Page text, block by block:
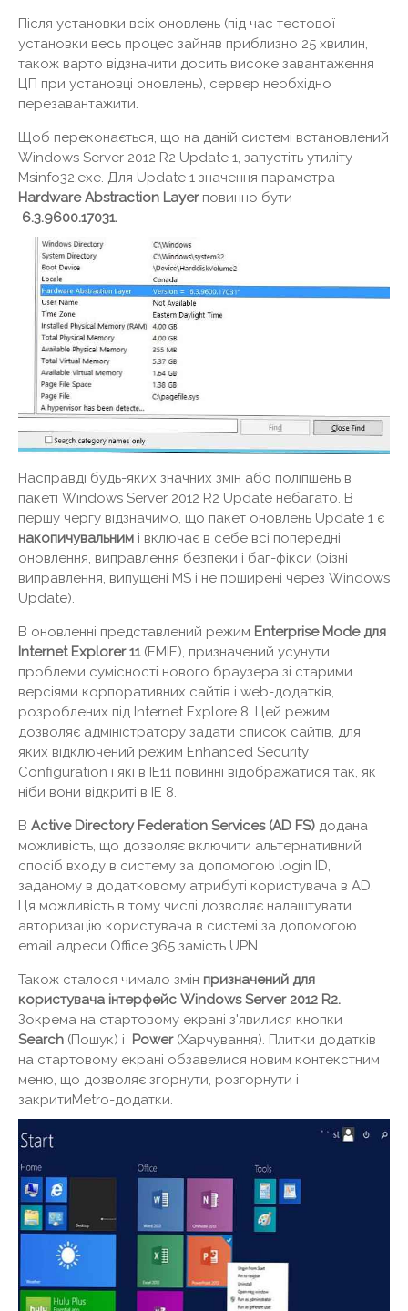
Після установки всіх оновлень (під час тестової
установки весь процес зайняв приблизно 25 хвилин,
також варто відзначити досить високе завантаження
ЦП при установці оновлень), сервер необхідно
перезавантажити.
Щоб переконається, що на даній системі встановлений
Windows Server 2012 R2 Update 1, запустіть утиліту
Msinfo32.exe. Для Update 1 значення параметра
HardwareAbstraction Layerповинно бути
6.3.9600.17031.
Насправді будь-яких значних змін або поліпшень в
пакеті Windows Server 2012 R2 Update небагато. В
першу чергу відзначимо, що пакет оновлень Update 1 є
накопичувальним і включає в себе всі попередні
оновлення, виправлення безпеки і баг-фікси (різні
виправлення, випущені MS і не поширені через Windows
Update).
В оновленні представлений режим Enterprise Mode для
Internet Explorer 11(EMIE), призначений усунути
проблеми сумісності нового браузера зі старими
версіями корпоративних сайтів і web-додатків,
розроблених під Internet Explore 8. Цей режим
дозволяє адміністратору задати список сайтів, для
яких відключений режим Enhanced Security
Configuration і які в IE11 повинні відображатися так, як
ніби вони відкриті в IE 8.
В Active Directory Federation Services (AD FS) додана
можливість, що дозволяє включити альтернативний
спосіб входу в систему за допомогою login ID,
заданому в додатковому атрибуті користувача в AD.
Ця можливість в тому числі дозволяє налаштувати
авторизацію користувача в системі за допомогою
email адреси Office 365 замість UPN.
Також сталося чимало змін призначений для
користувача інтерфейс Windows Server 2012 R2.
Зокрема на стартовому екрані з'явилися кнопки
Search (Пошук) і Power (Харчування). Плитки додатків
на стартовому екрані обзавелися новим контекстним
меню, що дозволяє згорнути, розгорнути і
закритиMetro-додатки.